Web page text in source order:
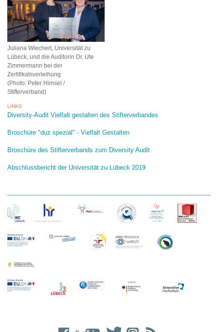
Juliana Wiechert, Universität zu
Lübeck, und die Auditorin Dr. Ute
Zimmermann bei der
Zertifikatsverleihung
(Photo: Peter Himsel /
Stifterverband)
LINKS
Diversity-Audit Vielfalt gestalten des Stifterverbandes
Broschüre "duz spezial" - Vielfalt Gestalten
Broschüre des Stifterverbands zum Diversity Audit
Abschlussbericht der Universität zu Lübeck 2019